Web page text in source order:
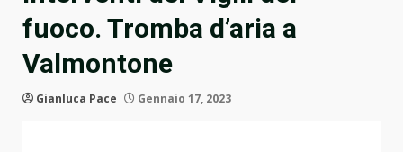
fuoco. Tromba d’aria a
Valmontone
Gianluca Pace Gennaio 17, 2023